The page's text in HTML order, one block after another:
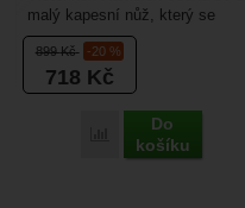
899Kč -20 %
718 Kč
Porovnat
Do
košíku
malý kapesní nůž, který se
nemusíte bát vzít s sebou na
toulky do přírody. ...